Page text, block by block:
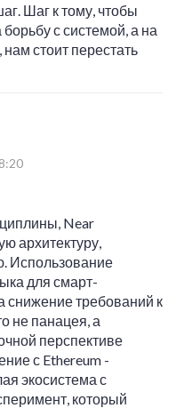
Шаг к тому, чтобы
с системой, а на
стоит перестать
Near
архитектуру,
Использование
для смарт-
снижение требований к
не панацея, а
перспективе
с Ethereum -
экосистема с
который